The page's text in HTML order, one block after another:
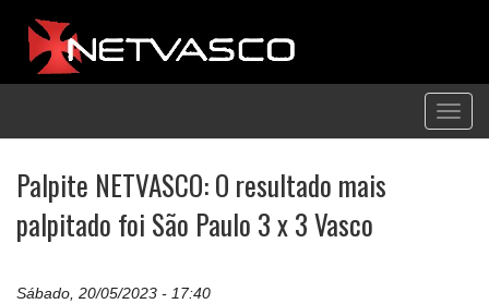
Palpite NETVASCO: O resultado mais
palpitado foi São Paulo 3 x 3 Vasco
Sábado, 20/05/2023 - 17:40